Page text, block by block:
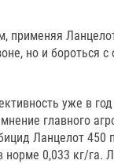
применяя
но и бороться
уже в
главного
Ланцелот
норме 0,033 кг/га.